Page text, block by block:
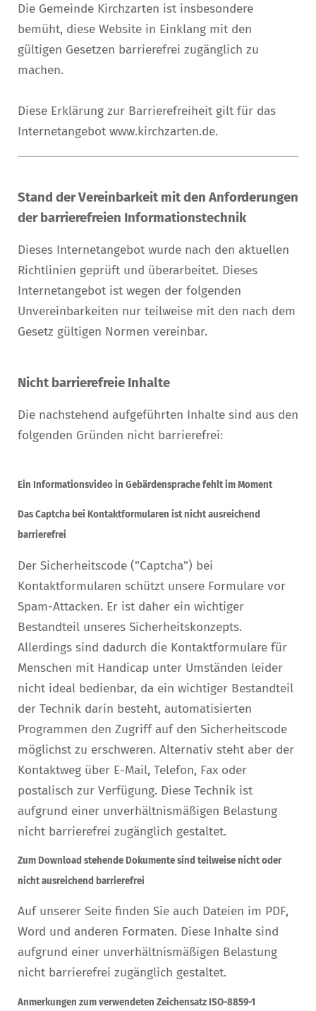
Die Gemeinde Kirchzarten ist insbesondere
bemüht, diese Website in Einklang mit den
gültigen Gesetzen barrierefrei zugänglich zu
machen.
Diese Erklärung zur Barrierefreiheit gilt für das
Internetangebot www.kirchzarten.de.
Stand der Vereinbarkeit mit den Anforderungen
der barrierefreien Informationstechnik
Dieses Internetangebot wurde nach den aktuellen
Richtlinien geprüft und überarbeitet. Dieses
Internetangebot ist wegen der folgenden
Unvereinbarkeiten nur teilweise mit den nach dem
Gesetz gültigen Normen vereinbar.
Nicht barrierefreie Inhalte
Die nachstehend aufgeführten Inhalte sind aus den
folgenden Gründen nicht barrierefrei:
Ein Informationsvideo in Gebärdensprache fehlt im Moment
Das Captcha bei Kontaktformularen ist nicht ausreichend
barrierefrei
Der Sicherheitscode ("Captcha") bei
Kontaktformularen schützt unsere Formulare vor
Spam-Attacken. Er ist daher ein wichtiger
Bestandteil unseres Sicherheitskonzepts.
Allerdings sind dadurch die Kontaktformulare für
Menschen mit Handicap unter Umständen leider
nicht ideal bedienbar, da ein wichtiger Bestandteil
der Technik darin besteht, automatisierten
Programmen den Zugriff auf den Sicherheitscode
möglichst zu erschweren. Alternativ steht aber der
Kontaktweg über E-Mail, Telefon, Fax oder
postalisch zur Verfügung. Diese Technik ist
aufgrund einer unverhältnismäßigen Belastung
nicht barrierefrei zugänglich gestaltet.
Zum Download stehende Dokumente sind teilweise nicht oder
nicht ausreichend barrierefrei
Auf unserer Seite finden Sie auch Dateien im PDF,
Word und anderen Formaten. Diese Inhalte sind
aufgrund einer unverhältnismäßigen Belastung
nicht barrierefrei zugänglich gestaltet.
Anmerkungen zum verwendeten Zeichensatz ISO-8859-1